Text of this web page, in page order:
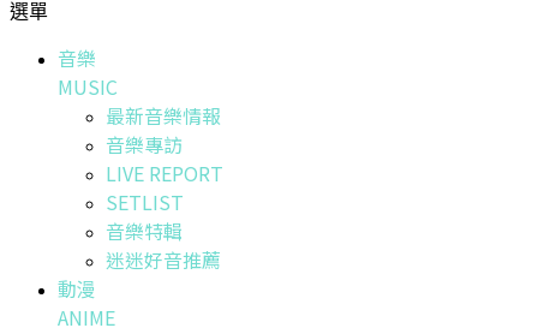
選單
音樂
MUSIC
最新音樂情報
音樂專訪
LIVE REPORT
SETLIST
音樂特輯
迷迷好音推薦
動漫
ANIME